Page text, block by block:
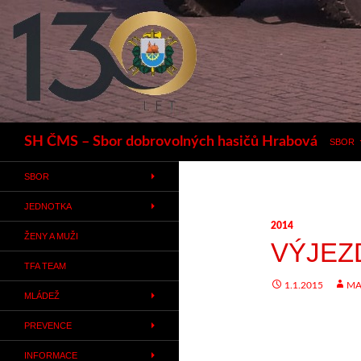
SH ČMS – Sbor dobrovolných hasičů Hrabová SBOR
2014
1.1.2015
SBOR
JEDNOTKA
ŽENY A MUŽI
TFA TEAM
MLÁDEŽ
PREVENCE
INFORMACE